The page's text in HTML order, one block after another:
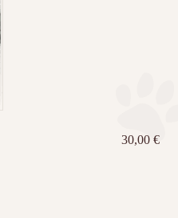
30,00€